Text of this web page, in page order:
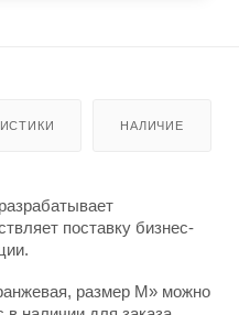
НАЛИЧИЕ
поставку бизнес-
размер M» можно